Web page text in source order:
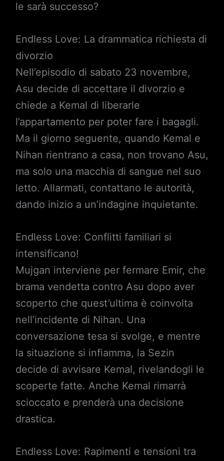
le sarà successo?
Endless Love: La drammatica richiesta di
divorzio
Nell’episodio di sabato 23 novembre,
Asu decide di accettare il divorzio e
chiede a Kemal di liberarle
l’appartamento per poter fare i bagagli.
Ma il giorno seguente, quando Kemal e
Nihan rientrano a casa, non trovano Asu,
ma solo una macchia di sangue nel suo
letto. Allarmati, contattano le autorità,
dando inizio a un’indagine inquietante.
Endless Love: Conflitti familiari si
intensificano!
Mujgan interviene per fermare Emir, che
brama vendetta contro Asu dopo aver
scoperto che quest’ultima è coinvolta
nell’incidente di Nihan. Una
conversazione tesa si svolge, e mentre
la situazione si infiamma, la Sezin
decide di avvisare Kemal, rivelandogli le
scoperte fatte. Anche Kemal rimarrà
scioccato e prenderà una decisione
drastica.
Endless Love: Rapimenti e tensioni tra